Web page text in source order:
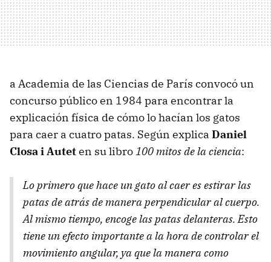
a Academia de las Ciencias de París convocó un
concurso público en 1984 para encontrar la
explicación física de cómo lo hacían los gatos
para caer a cuatro patas. Según explica Daniel
Closa i Auteten su libro100 mitos de la ciencia:
Lo primero que hace un gato al caer es estirar las
patas de atrás de manera perpendicular al cuerpo.
Al mismo tiempo, encoge las patas delanteras. Esto
tiene un efecto importante a la hora de controlar el
movimiento angular, ya que la manera como